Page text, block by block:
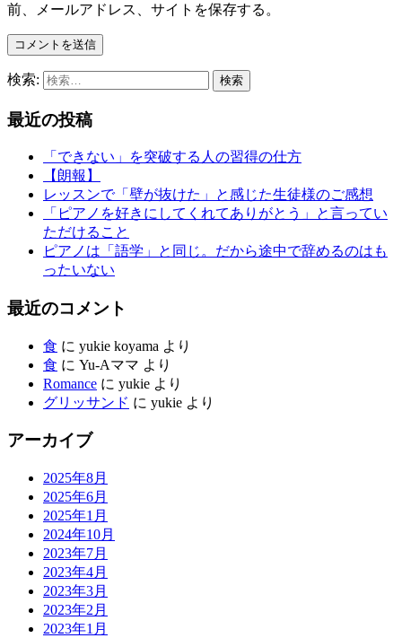
前、メールアドレス、サイトを保存する。
検索:
最近の投稿
「できない」を突破する人の習得の仕方
【朗報】
レッスンで「壁が抜けた」と感じた生徒様のご感想
「ピアノを好きにしてくれてありがとう」と言ってい
ただけること
ピアノは「語学」と同じ。だから途中で辞めるのはも
ったいない
最近のコメント
食 に yukie koyama より
食 に Yu-Aママ より
Romance に yukie より
グリッサンド に yukie より
アーカイブ
2025年8月
2025年6月
2025年1月
2024年10月
2023年7月
2023年4月
2023年3月
2023年2月
2023年1月